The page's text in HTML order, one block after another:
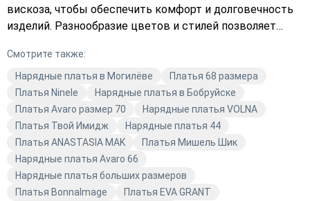
вискоза, чтобы обеспечить комфорт и долговечность
изделий. Разнообразие цветов и стилей позволяет
случая. Нарядные платья Avaro – это сочетание
качества, стиля и актуальной моды. Подчеркните свою
индивидуальность с помощью наших нарядов.
Независимо от того, ищете ли вы чёрное платье для
вечернего мероприятия или разноцветное платье для
повседневной носки, в Avaro вы найдёте то, что
подходит именно вам. В нашем магазине
представлены как праздничные, так и повседневные
наряды, которые помогут вам выглядеть стильно и
Смотрите также:
Нарядные платья в Могилёве
Платья 68 размера
Платья Ninele
Нарядные платья в Бобруйске
Платья Avaro размер 70
Нарядные платья VOLNA
Платья Твой Имидж
Нарядные платья 44
Платья ANASTASIA MAK
Платья Мишель Шик
Нарядные платья Avaro 66
Нарядные платья больших размеров
Платья BonnaImage
Платья EVA GRANT